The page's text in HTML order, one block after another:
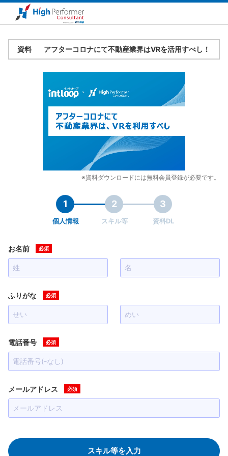
資料 アフターコロナにて不動産業界はVRを活用すべし！
※資料ダウンロードには無料会員登録が必要です。
1
個人情報
2
スキル等
3
資料DL
お名前
ふりがな
電話番号
メールアドレス
スキル等を入力